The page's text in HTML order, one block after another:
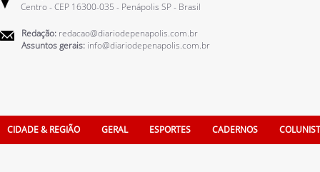
Centro - CEP 16300-035 - Penápolis SP - Brasil
Redação: redacao@diariodepenapolis.com.br
Assuntos gerais: info@diariodepenapolis.com.br
CIDADE & REGIÃO GERAL ESPORTES CADERNOS